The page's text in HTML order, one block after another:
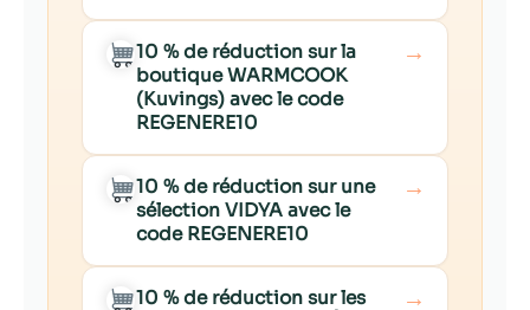
10 % de réduction sur la
boutique WARMCOOK
(Kuvings) avec le code
REGENERE10
→
10 % de réduction sur une
sélection VIDYA avec le
code REGENERE10
→
10 % de réduction sur les
→